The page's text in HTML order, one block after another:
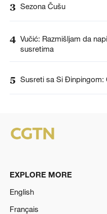
3 Sezona Čušu
4 Vučić: Razmišljam da
susretima
5 Susreti sa Si Đinpingom:
EXPLORE MORE
English
Français